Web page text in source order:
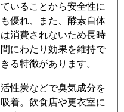
ていることから安全性に
も優れ、また、酵素自体
は消費されないため長時
間にわたり効果を維持で
きる特徴があります。
活性炭などで臭気成分を
吸着。飲食店や更衣室に